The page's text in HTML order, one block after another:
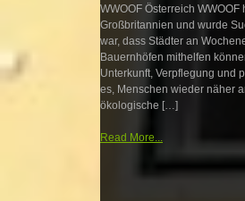
WWOOF Österreich
Großbritannien und wurde
war, dass Städter an
Bauernhöfen mithelfen
Unterkunft, Verpflegung und
es, Menschen wieder näher
ökologische […]
Read More...